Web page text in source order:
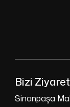
Bizi
Sinanpaşa